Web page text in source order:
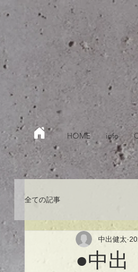
HOME info
全ての記事
●中出
中出健太